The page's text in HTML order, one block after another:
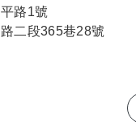
路1號
二段365巷28號